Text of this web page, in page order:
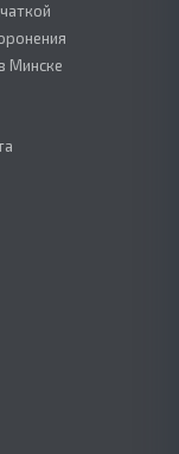
Минске